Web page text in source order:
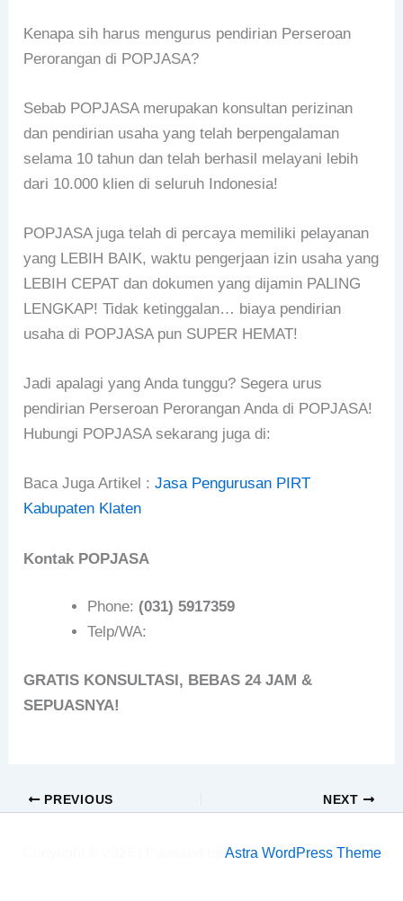
Kenapa sih harus mengurus pendirian Perseroan
Perorangan di POPJASA?
Sebab POPJASA merupakan konsultan perizinan
dan pendirian usaha yang telah berpengalaman
selama 10 tahun dan telah berhasil melayani lebih
dari 10.000 klien di seluruh Indonesia!
POPJASA juga telah di percaya memiliki pelayanan
yang LEBIH BAIK, waktu pengerjaan izin usaha yang
LEBIH CEPAT dan dokumen yang dijamin PALING
LENGKAP! Tidak ketinggalan… biaya pendirian
usaha di POPJASA pun SUPER HEMAT!
Jadi apalagi yang Anda tunggu? Segera urus
pendirian Perseroan Perorangan Anda di POPJASA!
Hubungi POPJASA sekarang juga di:
Baca Juga Artikel :Jasa Pengurusan PIRT
Kabupaten Klaten
Kontak POPJASA
Phone: (031) 5917359
Telp/WA:
GRATIS KONSULTASI, BEBAS 24 JAM &
SEPUASNYA!
PREVIOUS NEXT
Astra WordPress Theme